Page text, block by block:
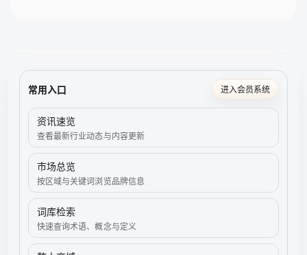
常用入口 进入会员系统
资讯速览
查看最新行业动态与内容更新
市场总览
按区域与关键词浏览品牌信息
词库检索
快速查询术语、概念与定义